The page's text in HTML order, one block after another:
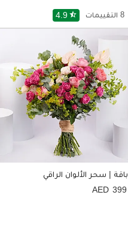
4.9 star_half 8 التقييمات
باقة | سحر الألوان الراقي
399